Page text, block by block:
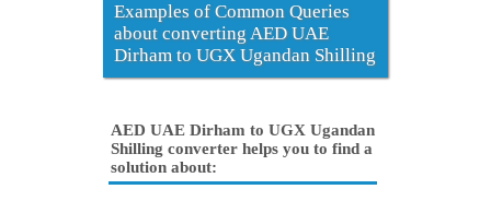
Examples of Common Queries
about converting AED UAE
Dirham to UGX Ugandan Shilling
AED UAE Dirham to UGX Ugandan
Shilling converter helps you to find a
solution about: